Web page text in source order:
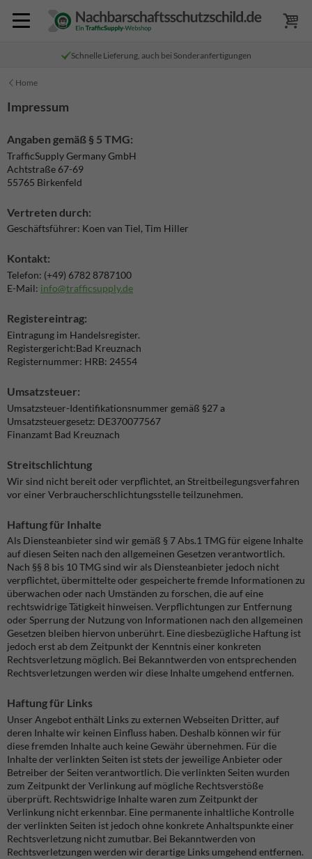
Schnelle Lieferung, auch bei Sonderanfertigungen
Home
Impressum
Angaben gemäß § 5 TMG:
TrafficSupply Germany GmbH
Achtstraße 67-69
55765 Birkenfeld
Vertreten durch:
Geschäftsführer: Koen van Tiel, Tim Hiller
Kontakt:
Telefon: (+49) 6782 8787100
E-Mail: info@trafficsupply.de
Registereintrag:
Eintragung im Handelsregister.
Registergericht:Bad Kreuznach
Registernummer: HRB: 24554
Umsatzsteuer:
Umsatzsteuer-Identifikationsnummer gemäß §27 a
Umsatzsteuergesetz: DE370077567
Finanzamt Bad Kreuznach
Streitschlichtung
Wir sind nicht bereit oder verpflichtet, an Streitbeilegungsverfahren
vor einer Verbraucherschlichtungsstelle teilzunehmen.
Haftung für Inhalte
Als Diensteanbieter sind wir gemäß § 7 Abs.1 TMG für eigene Inhalte
auf diesen Seiten nach den allgemeinen Gesetzen verantwortlich.
Nach §§ 8 bis 10 TMG sind wir als Diensteanbieter jedoch nicht
verpflichtet, übermittelte oder gespeicherte fremde Informationen zu
überwachen oder nach Umständen zu forschen, die auf eine
rechtswidrige Tätigkeit hinweisen. Verpflichtungen zur Entfernung
oder Sperrung der Nutzung von Informationen nach den allgemeinen
Gesetzen bleiben hiervon unberührt. Eine diesbezügliche Haftung ist
jedoch erst ab dem Zeitpunkt der Kenntnis einer konkreten
Rechtsverletzung möglich. Bei Bekanntwerden von entsprechenden
Rechtsverletzungen werden wir diese Inhalte umgehend entfernen.
Haftung für Links
Unser Angebot enthält Links zu externen Webseiten Dritter, auf
deren Inhalte wir keinen Einfluss haben. Deshalb können wir für
diese fremden Inhalte auch keine Gewähr übernehmen. Für die
Inhalte der verlinkten Seiten ist stets der jeweilige Anbieter oder
Betreiber der Seiten verantwortlich. Die verlinkten Seiten wurden
zum Zeitpunkt der Verlinkung auf mögliche Rechtsverstöße
überprüft. Rechtswidrige Inhalte waren zum Zeitpunkt der
Verlinkung nicht erkennbar. Eine permanente inhaltliche Kontrolle
der verlinkten Seiten ist jedoch ohne konkrete Anhaltspunkte einer
Rechtsverletzung nicht zumutbar. Bei Bekanntwerden von
Rechtsverletzungen werden wir derartige Links umgehend entfernen.